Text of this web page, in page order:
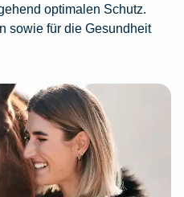
optimalen Schutz.
sowie für die Gesundheit